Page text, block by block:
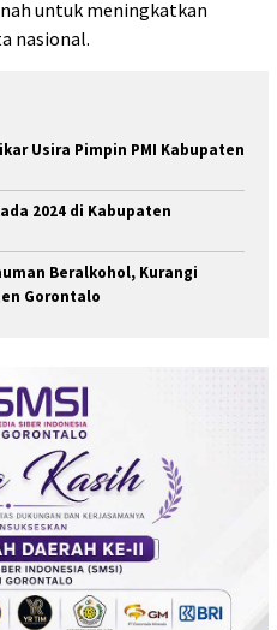
untuk meningkatkan
nasional.
Usira Pimpin PMI Kabupaten
2024 di Kabupaten
Beralkohol, Kurangi
Gorontalo